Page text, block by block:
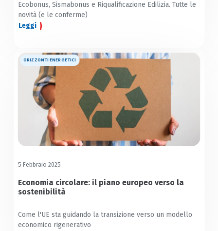
Ecobonus, Sismabonus e Riqualificazione Edilizia. Tutte le
novità (e le conferme)
Leggi
ORIZZONTI ENERGETICI
5 Febbraio 2025
Economia circolare: il piano europeo verso la
sostenibilità
Come l'UE sta guidando la transizione verso un modello
economico rigenerativo